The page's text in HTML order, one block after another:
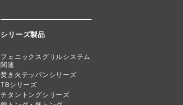
シリーズ製品
フェニックスグリルシステム
関連
焚き火テッパンシリーズ
TBシリーズ
チタントングシリーズ